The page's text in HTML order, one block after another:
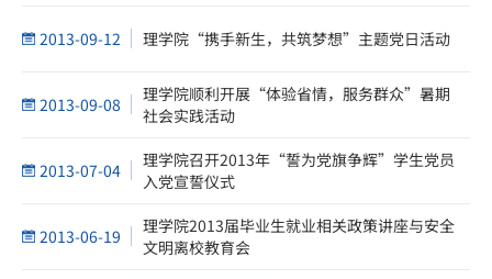
2013-09-12 理学院“携手新生，共筑梦想”主题党日活动
2013-09-08
理学院顺利开展“体验省情，服务群众”暑期
社会实践活动
2013-07-04
理学院召开2013年“誓为党旗争辉”学生党员
入党宣誓仪式
2013-06-19
理学院2013届毕业生就业相关政策讲座与安全
文明离校教育会